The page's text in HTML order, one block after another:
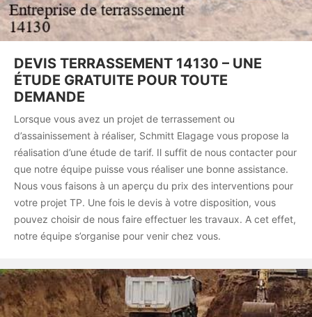
DEVIS TERRASSEMENT 14130 – UNE
ÉTUDE GRATUITE POUR TOUTE
DEMANDE
Lorsque vous avez un projet de terrassement ou
d’assainissement à réaliser, Schmitt Elagage vous propose la
réalisation d’une étude de tarif. Il suffit de nous contacter pour
que notre équipe puisse vous réaliser une bonne assistance.
Nous vous faisons à un aperçu du prix des interventions pour
votre projet TP. Une fois le devis à votre disposition, vous
pouvez choisir de nous faire effectuer les travaux. A cet effet,
notre équipe s’organise pour venir chez vous.